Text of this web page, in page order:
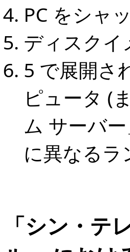
PC をシャ
ディスクイ
5 で展開さ
ピュータ (
ム サーバ
に異なる
「シン・テ